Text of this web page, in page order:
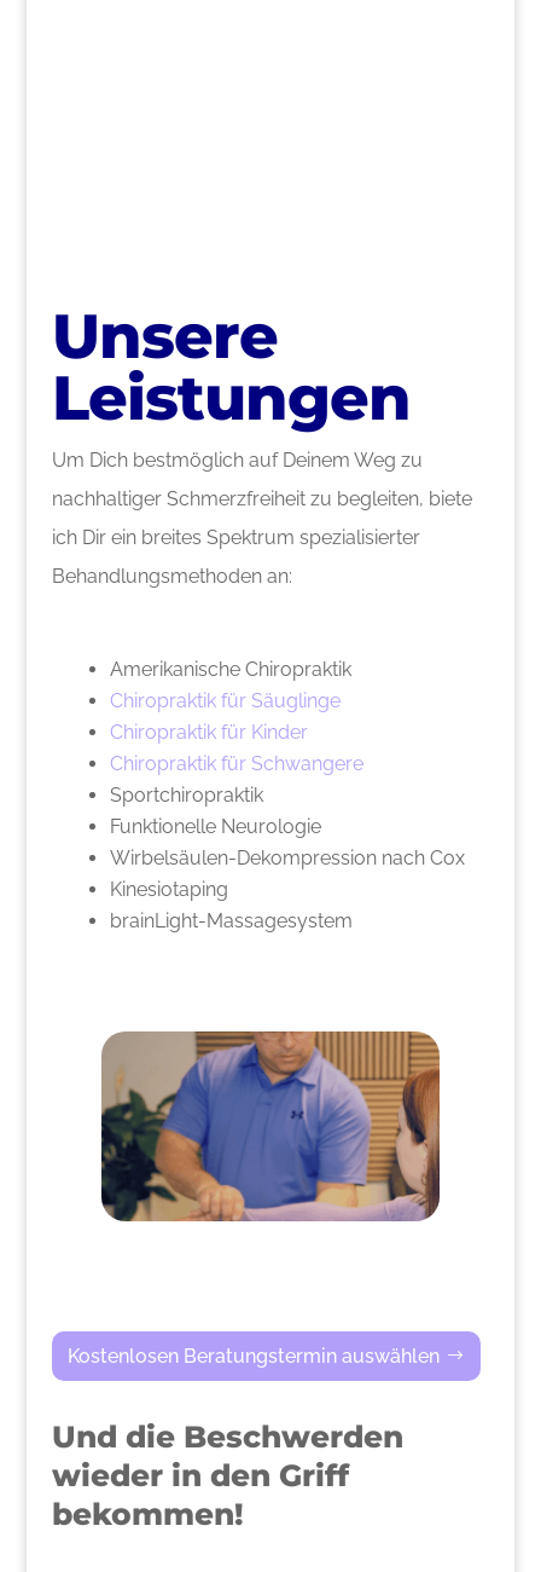
Unsere
Leistungen
Um Dich bestmöglich auf Deinem Weg zu
nachhaltiger Schmerzfreiheit zu begleiten, biete
ich Dir ein breites Spektrum spezialisierter
Behandlungsmethoden an:
Amerikanische Chiropraktik
Chiropraktik für Säuglinge
Chiropraktik für Kinder
Chiropraktik für Schwangere
Sportchiropraktik
Funktionelle Neurologie
Wirbelsäulen-Dekompression nach Cox
Kinesiotaping
brainLight-Massagesystem
Kostenlosen Beratungstermin auswählen
Und die Beschwerden
wieder in den Griff
bekommen!